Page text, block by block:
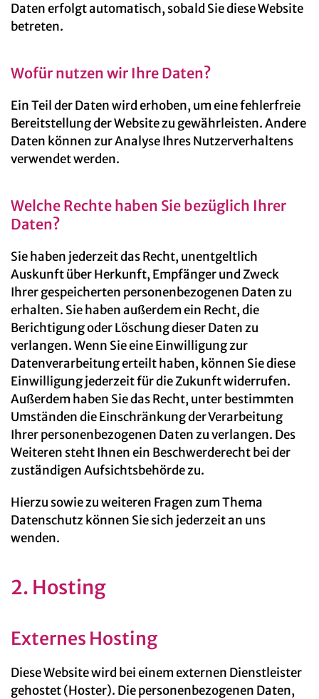
Daten erfolgt automatisch, sobald Sie diese Website
betreten.
Wofür nutzen wir Ihre Daten?
Ein Teil der Daten wird erhoben, um eine fehlerfreie
Bereitstellung der Website zu gewährleisten. Andere
Daten können zur Analyse Ihres Nutzerverhaltens
verwendet werden.
Welche Rechte haben Sie bezüglich Ihrer
Daten?
Sie haben jederzeit das Recht, unentgeltlich
Auskunft über Herkunft, Empfänger und Zweck
Ihrer gespeicherten personenbezogenen Daten zu
erhalten. Sie haben außerdem ein Recht, die
Berichtigung oder Löschung dieser Daten zu
verlangen. Wenn Sie eine Einwilligung zur
Datenverarbeitung erteilt haben, können Sie diese
Einwilligung jederzeit für die Zukunft widerrufen.
Außerdem haben Sie das Recht, unter bestimmten
Umständen die Einschränkung der Verarbeitung
Ihrer personenbezogenen Daten zu verlangen. Des
Weiteren steht Ihnen ein Beschwerderecht bei der
zuständigen Aufsichtsbehörde zu.
Hierzu sowie zu weiteren Fragen zum Thema
Datenschutz können Sie sich jederzeit an uns
wenden.
2. Hosting
Externes Hosting
Diese Website wird bei einem externen Dienstleister
gehostet (Hoster). Die personenbezogenen Daten,